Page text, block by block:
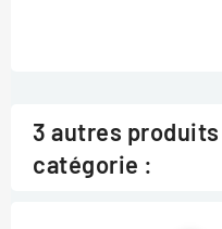
3 autres produits
catégorie :